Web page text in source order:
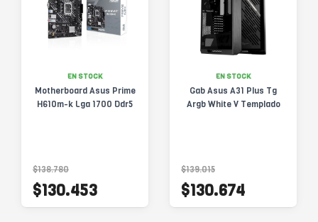
EN STOCK
Motherboard Asus Prime
H610m-k Lga 1700 Ddr5
$138.780
$130.453
EN STOCK
Gab Asus A31 Plus Tg
Argb White V Templado
$139.015
$130.674